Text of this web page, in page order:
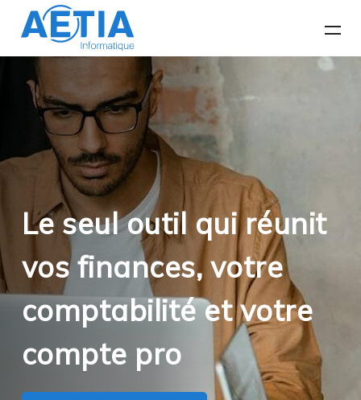
Le seul outil qui réunit
vos finances, votre
comptabilité et votre
compte pro